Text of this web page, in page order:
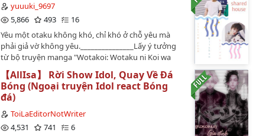
yuuuki_9697
5,866
493
16
Yêu một otaku không khó, chỉ khó ở chỗ yêu mà
phải giả vờ không yêu._______________Lấy ý tưởng
từ bộ truyện manga "Wotakoi: Wotaku ni Koi wa
Muzukashii".Side couple: Cheolhan.…
【AllIsa】 Rời Show Idol, Quay Về Đá
Bóng (Ngoại truyện Idol react Bóng
đá)
ToiLaEditorNotWriter
4,531
741
6